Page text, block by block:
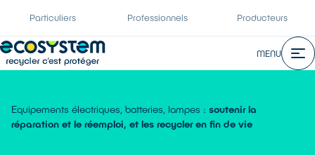
Particuliers Professionnels Producteurs
MENU
Equipements électriques, batteries, lampes : soutenir la
réparation et le réemploi, et les recycler en fin de vie